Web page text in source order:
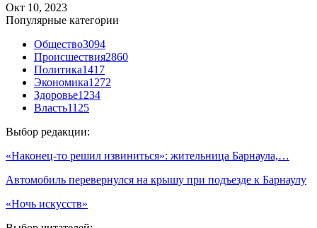
Окт 10, 2023
Популярные категории
Общество3094
Происшествия2860
Политика1417
Экономика1272
Здоровье1234
Власть1125
Выбор редакции:
«Наконец-то решил извиниться»: жительница Барнаула,…
Автомобиль перевернулся на крышу при подъезде к Барнаулу
«Ночь искусств»